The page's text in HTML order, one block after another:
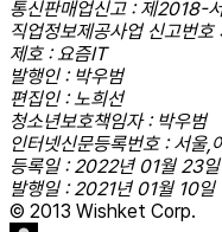
통신판매업신고 : 제2018-
직업정보제공사업 신고번
제호 : 요즘IT
발행인 : 박우범
편집인 : 노희선
청소년보호책임자 : 박우범
인터넷신문등록번호 : 서울
등록일 : 2022년 01월 23일
발행일 : 2021년 01월 10일
© 2013 Wishket Corp.